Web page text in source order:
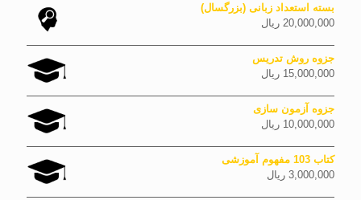
بسته استعداد زبانی (بزرگسال)
20,000,000 ریال
جزوه روش تدریس
15,000,000 ریال
جزوه آزمون سازی
10,000,000 ریال
کتاب 103 مفهوم آموزشی
3,000,000 ریال